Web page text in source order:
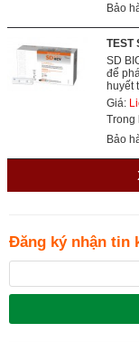
Bảo
TEST
SD
để
huyết
Giá:
Trong
Bảo
Đăng ký nhận tin